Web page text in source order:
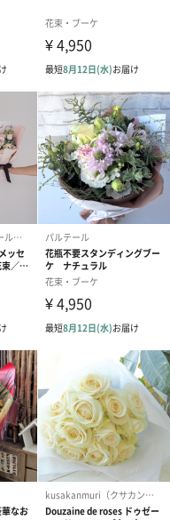
の文字入れ。
文字程度まで可能。漢字は3
ナは6文字程度。